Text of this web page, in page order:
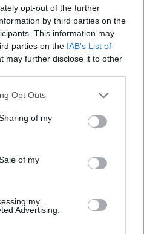
opt-out of the further
by third parties on the
This information may
parties on the IAB’s List of
may further disclose it to other
Opt Outs
of my
of my
my
Advertising.
с проблеми заради